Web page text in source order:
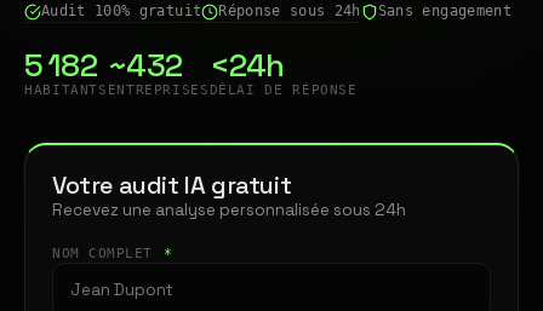
Audit 100% gratuit Réponse sous 24h Sans engagement
5 182
HABITANTS
~432
ENTREPRISES
<24h
DÉLAI DE RÉPONSE
Votre audit IA gratuit
Recevez une analyse personnalisée sous 24h
NOM COMPLET *